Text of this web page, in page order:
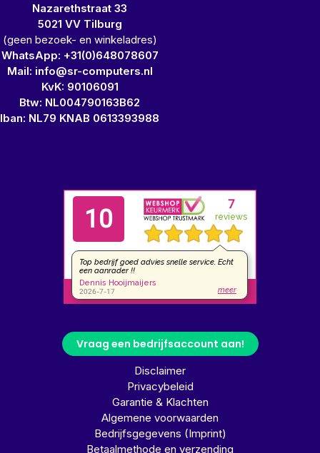
Nazarethstraat 33
5021 VV Tilburg
(geen bezoek- en winkeladres)
WhatsApp: +31(0)648078607
Mail: info@sr-computers.nl
KvK: 90106091
Btw: NL004790163B62
Iban: NL79 KNAB 0613393988
Vraag een bedrijfsaccount aan!
Disclaimer
Privacybeleid
Garantie & Klachten
Algemene voorwaarden
Bedrijfsgegevens (Imprint)
Betaalmethode en verzending